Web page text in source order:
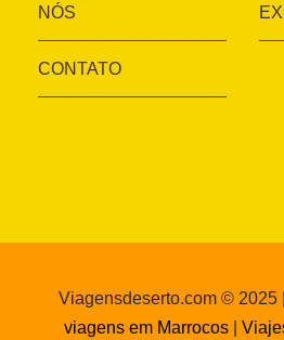
NÓS
CONTATO
Viagensdeserto.com © 2025
viagens em Marrocos|